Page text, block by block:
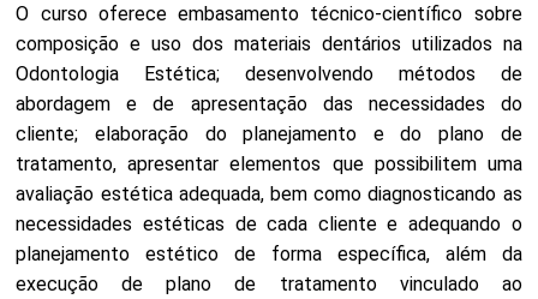
O curso oferece embasamento técnico-científico sobre
composição e uso dos materiais dentários utilizados na
Odontologia Estética; desenvolvendo métodos de
abordagem e de apresentação das necessidades do
cliente; elaboração do planejamento e do plano de
tratamento, apresentar elementos que possibilitem uma
avaliação estética adequada, bem como diagnosticando as
necessidades estéticas de cada cliente e adequando o
planejamento estético de forma específica, além da
execução de plano de tratamento vinculado ao